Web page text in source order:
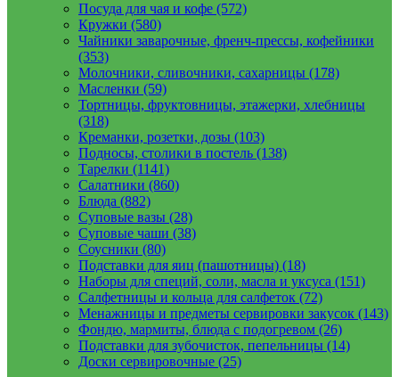
Посуда для чая и кофе (572)
Кружки (580)
Чайники заварочные, френч-прессы, кофейники
(353)
Молочники, сливочники, сахарницы (178)
Масленки (59)
Тортницы, фруктовницы, этажерки, хлебницы
(318)
Креманки, розетки, дозы (103)
Подносы, столики в постель (138)
Тарелки (1141)
Салатники (860)
Блюда (882)
Суповые вазы (28)
Суповые чаши (38)
Соусники (80)
Подставки для яиц (пашотницы) (18)
Наборы для специй, соли, масла и уксуса (151)
Салфетницы и кольца для салфеток (72)
Менажницы и предметы сервировки закусок (143)
Фондю, мармиты, блюда с подогревом (26)
Подставки для зубочисток, пепельницы (14)
Доски сервировочные (25)